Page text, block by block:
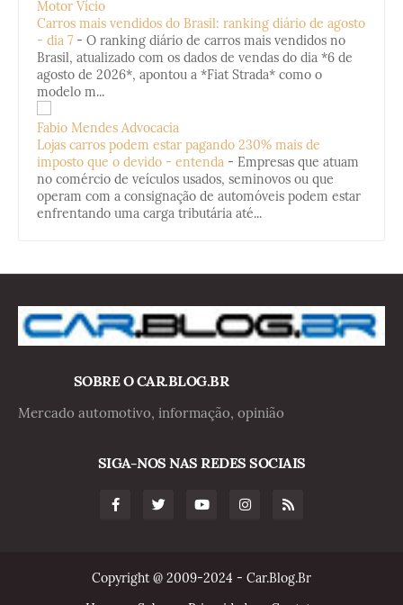
Motor Vício
Carros mais vendidos do Brasil: ranking diário de agosto
- dia 7 - O ranking diário de carros mais vendidos no
Brasil, atualizado com os dados de vendas do dia *6 de
agosto de 2026*, apontou a *Fiat Strada* como o
modelo m...
Fabio Mendes Advocacia
Lojas carros podem estar pagando 230% mais de
imposto que o devido - entenda - Empresas que atuam
no comércio de veículos usados, seminovos ou que
operam com a consignação de automóveis podem estar
enfrentando uma carga tributária até...
SOBRE O CAR.BLOG.BR
Mercado automotivo, informação, opinião
SIGA-NOS NAS REDES SOCIAIS
Copyright @ 2009-2024 - Car.Blog.Br